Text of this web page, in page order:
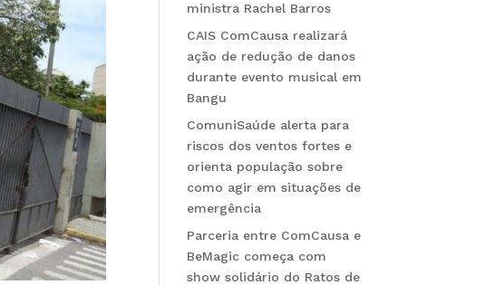
ministra Rachel Barros
CAIS ComCausa realizará
ação de redução de danos
durante evento musical em
Bangu
ComuniSaúde alerta para
riscos dos ventos fortes e
orienta população sobre
como agir em situações de
emergência
Parceria entre ComCausa e
BeMagic começa com
show solidário do Ratos de